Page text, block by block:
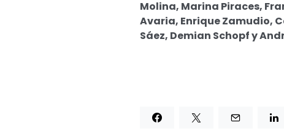
Molina, Marina Piraces,
Avaria, Enrique Zamudio,
Sáez, Demian Schopf y